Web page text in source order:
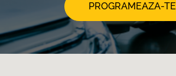
PROGRAMEAZA-TE